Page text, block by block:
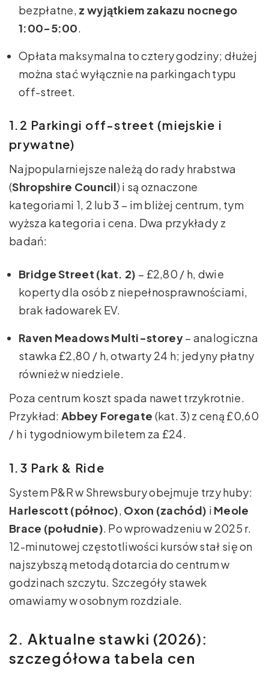
bezpłatne, z wyjątkiem zakazu nocnego
1:00-5:00.
Opłata maksymalna to cztery godziny; dłużej
można stać wyłącznie na parkingach typu
off-street.
1.2 Parkingi off-street (miejskie i
prywatne)
Najpopularniejsze należą do rady hrabstwa
(Shropshire Council) i są oznaczone
kategoriami 1, 2 lub 3 – im bliżej centrum, tym
wyższa kategoria i cena. Dwa przykłady z
badań:
Bridge Street (kat. 2) – £2,80 / h, dwie
koperty dla osób z niepełnosprawnościami,
brak ładowarek EV.
Raven Meadows Multi-storey– analogiczna
stawka £2,80 / h, otwarty 24 h; jedyny płatny
również w niedziele.
Poza centrum koszt spada nawet trzykrotnie.
Przykład: Abbey Foregate (kat. 3) z ceną £0,60
/ h i tygodniowym biletem za £24.
1.3 Park & Ride
System P&R w Shrewsbury obejmuje trzy huby:
Harlescott (północ), Oxon (zachód) i Meole
Brace (południe). Po wprowadzeniu w 2025 r.
12-minutowej częstotliwości kursów stał się on
najszybszą metodą dotarcia do centrum w
godzinach szczytu. Szczegóły stawek
omawiamy w osobnym rozdziale.
2. Aktualne stawki (2026):
szczegółowa tabela cen